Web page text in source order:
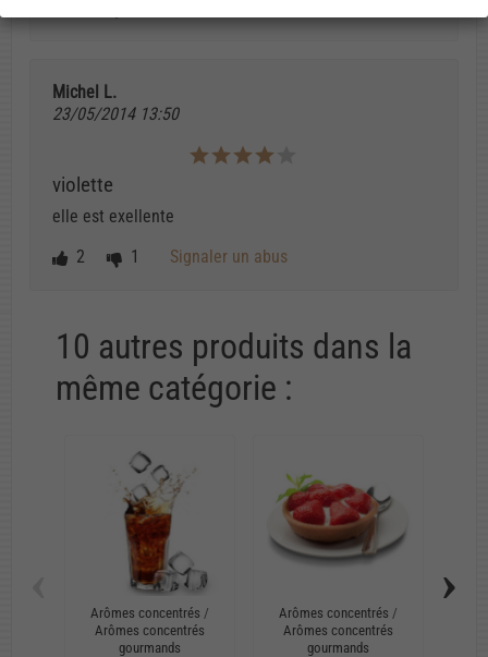
Michel L.
23/05/2014 13:50
violette
elle est exellente
2
1 Signaler un abus
10 autres produits dans la
même catégorie :
Arômes concentrés /
Arômes concentrés
gourmands
Arômes concentrés /
Arômes concentrés
gourmands
›